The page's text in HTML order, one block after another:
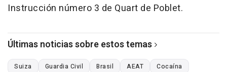
Instrucción número 3 de Quart de Poblet.
Últimas noticias sobre estos temas
Suiza Guardia Civil Brasil AEAT
Cocaína